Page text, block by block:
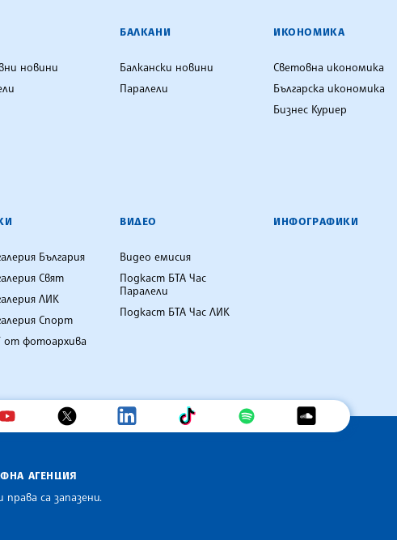
АГЕНЦИЯ
новини
БАЛКАНИ
Балкански новини
Паралели
ИКОНОМИКА
Световна икономика
Българска икономика
Бизнес Куриер
България
Свят
ЛИК
Спорт
от фотоархива
ВИДЕО
Видео емисия
Подкаст БТА Час
Паралели
Подкаст БТА Час ЛИК
ИНФОГРАФИКИ
АГЕНЦИЯ
са запазени.